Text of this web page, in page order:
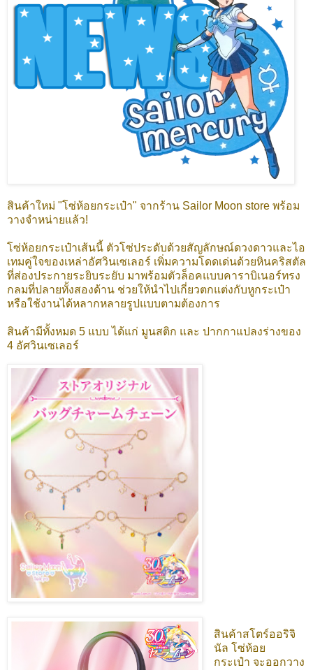
สินค้าใหม่ "โซ่ห้อยกระเป๋า" จากร้าน Sailor Moon store พร้อม
วางจำหน่ายแล้ว!
โซ่ห้อยกระเป๋าเส้นนี้ ตัวโซ่ประดับด้วยสัญลักษณ์ดวงดาวและไอ
เทมคู่ใจของเหล่าอัศวินเซเลอร์ เพิ่มความโดดเด่นด้วยหินคริสตัล
ที่ส่องประกายระยิบระยับ มาพร้อมตัวล็อคแบบคาราบิเนอร์ทรง
กลมที่ปลายทั้งสองด้าน ช่วยให้นำไปเกี่ยวตกแต่งกับหูกระเป๋า
หรือใช้งานได้หลากหลายรูปแบบตามต้องการ
สินค้ามีทั้งหมด 5 แบบ ได้แก่ มูนสติก และ ปากกาแปลงร่างของ
4 อัศวินเซเลอร์
สินค้าสโตร์ออริจิ
นัล โซ่ห้อย
กระเป๋า จะออกวาง